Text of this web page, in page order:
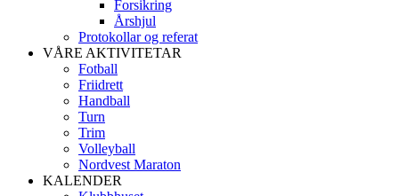
Forsikring
Årshjul
Protokollar og referat
VÅRE AKTIVITETAR
Fotball
Friidrett
Handball
Turn
Trim
Volleyball
Nordvest Maraton
KALENDER